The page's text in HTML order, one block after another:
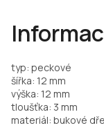
typ: peckové
šířka: 12 mm
výška: 12 mm
tloušťka: 3 mm
materiál: bukové